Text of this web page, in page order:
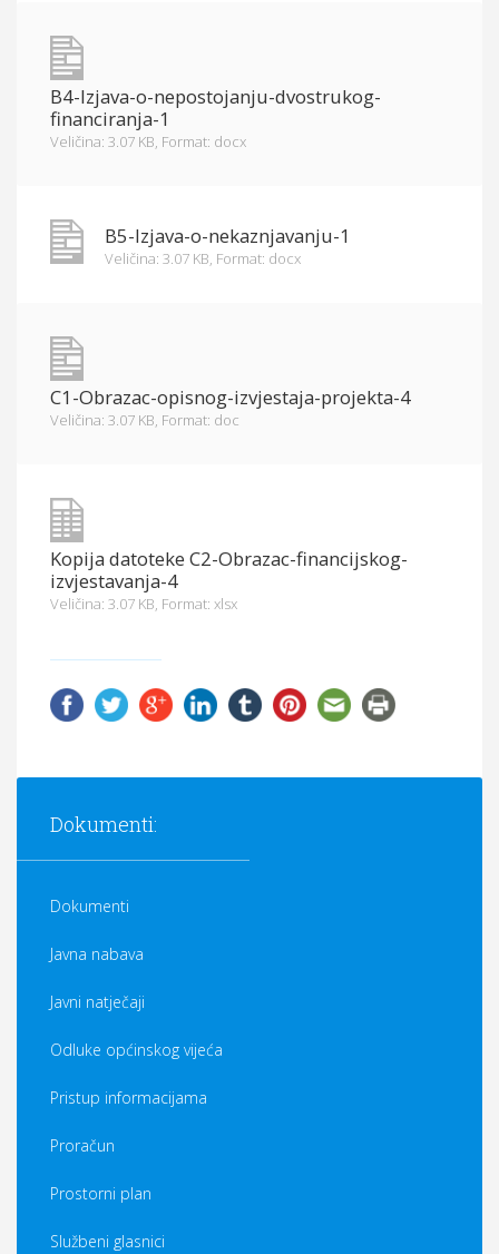
B4-Izjava-o-nepostojanju-dvostrukog-
financiranja-1
Veličina: 3.07 KB, Format: docx
B5-Izjava-o-nekaznjavanju-1
Veličina: 3.07 KB, Format: docx
C1-Obrazac-opisnog-izvjestaja-projekta-4
Veličina: 3.07 KB, Format: doc
Kopija datoteke C2-Obrazac-financijskog-
izvjestavanja-4
Veličina: 3.07 KB, Format: xlsx
Dokumenti:
Dokumenti
Javna nabava
Javni natječaji
Odluke općinskog vijeća
Pristup informacijama
Proračun
Prostorni plan
Službeni glasnici